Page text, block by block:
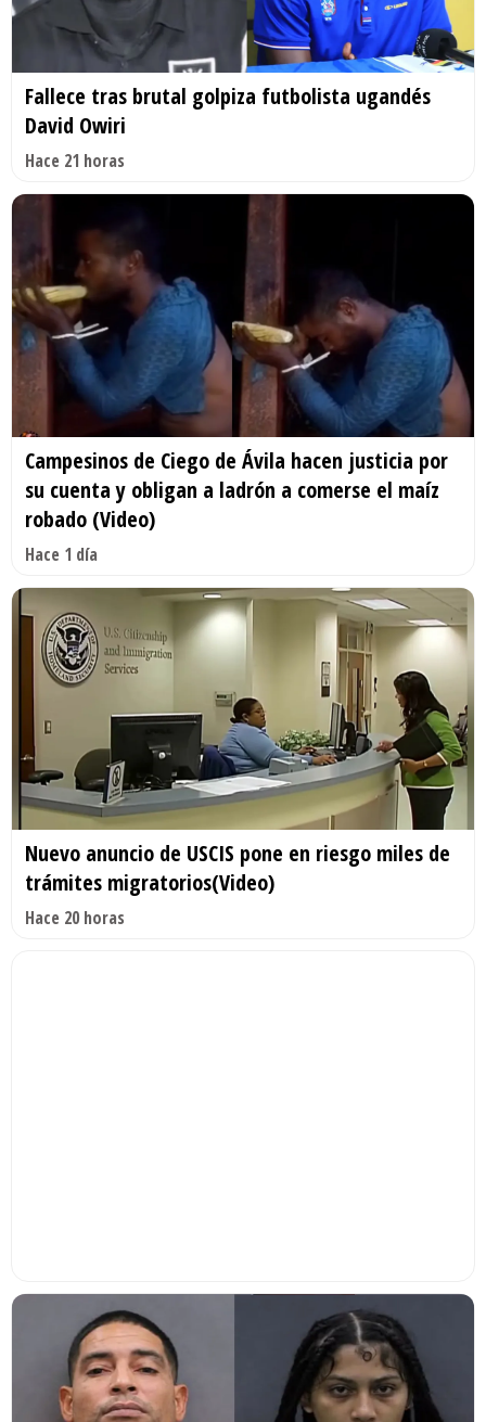
Fallece tras brutal golpiza futbolista ugandés
David Owiri
Hace 21 horas
Campesinos de Ciego de Ávila hacen justicia por
su cuenta y obligan a ladrón a comerse el maíz
robado (Video)
Hace 1 día
Nuevo anuncio de USCIS pone en riesgo miles de
trámites migratorios(Video)
Hace 20 horas